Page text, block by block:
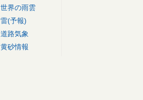
世界の雨雲
雷(予報)
道路気象
黄砂情報